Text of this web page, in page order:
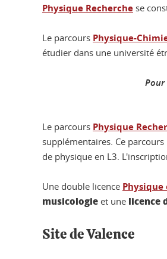
Physique Recherche se
Le parcours Physique-
étudier dans une université
Le parcours Physique
supplémentaires. Ce
de physique en L3.
Une double licence Physique
musicologie et une licence
Site de Valence